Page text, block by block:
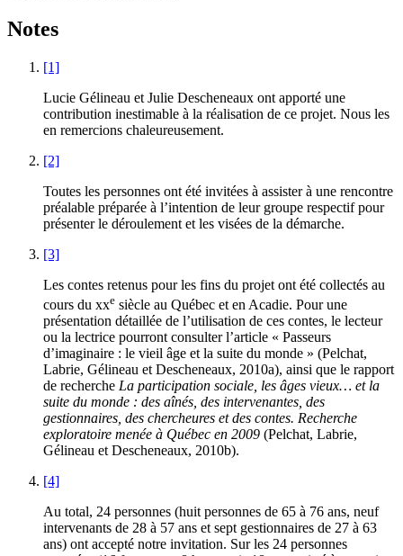
Notes
[1]
Lucie Gélineau et Julie Descheneaux ont apporté une
contribution inestimable à la réalisation de ce projet. Nous les
en remercions chaleureusement.
[2]
Toutes les personnes ont été invitées à assister à une rencontre
préalable préparée à l’intention de leur groupe respectif pour
présenter le déroulement et les visées de la démarche.
[3]
Les contes retenus pour les fins du projet ont été collectés au
cours du xxe siècle au Québec et en Acadie. Pour une
présentation détaillée de l’utilisation de ces contes, le lecteur
ou la lectrice pourront consulter l’article « Passeurs
d’imaginaire : le vieil âge et la suite du monde » (Pelchat,
Labrie, Gélineau et Descheneaux, 2010a), ainsi que le rapport
de recherche La participation sociale, les âges vieux… et la
suite du monde : des aînés, des intervenantes, des
gestionnaires, des chercheures et des contes. Recherche
exploratoire menée à Québec en 2009 (Pelchat, Labrie,
Gélineau et Descheneaux, 2010b).
[4]
Au total, 24 personnes (huit personnes de 65 à 76 ans, neuf
intervenants de 28 à 57 ans et sept gestionnaires de 27 à 63
ans) ont accepté notre invitation. Sur les 24 personnes